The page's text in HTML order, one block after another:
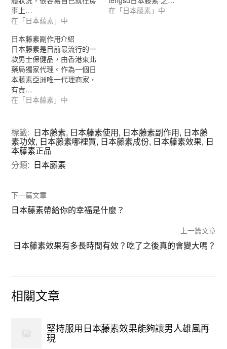
事上…
在「日本藤素」中
在「日本藤素」中
日本藤素副作用介紹
日本藤素是目前最流行的一
款男士保健品，由香港東北
藥局獨家代理。作為一個日
本藤素亞洲唯一代理商家，
有責…
在「日本藤素」中
標籤: 日本藤素, 日本藤素使用, 日本藤素副作用, 日本藤
素功效, 日本藤素哪裡買, 日本藤素成份, 日本藤素效果, 日
本藤素正品
分類: 日本藤素
下一篇文章
日本藤素帶給你的幸福是什麼？
上一篇文章
日本藤素效果有多長時間有效？吃了之後真的會變大嗎？
相關文章
堅持服用日本藤素效果能夠讓男人雄風再
現